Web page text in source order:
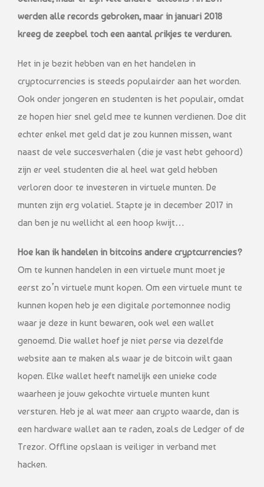
werden alle records gebroken, maar in januari 2018
kreeg de zeepbel toch een aantal prikjes te verduren.
Het in je bezit hebben van en het handelen in
cryptocurrencies is steeds populairder aan het worden.
Ook onder jongeren en studenten is het populair, omdat
ze hopen hier snel geld mee te kunnen verdienen. Doe dit
echter enkel met geld dat je zou kunnen missen, want
naast de vele succesverhalen (die je vast hebt gehoord)
zijn er veel studenten die al heel wat geld hebben
verloren door te investeren in virtuele munten. De
munten zijn erg volatiel. Stapte je in december 2017 in
dan ben je nu wellicht al een hoop kwijt…
Hoe kan ik handelen in bitcoins andere cryptcurrencies?
Om te kunnen handelen in een virtuele munt moet je
eerst zo’n virtuele munt kopen. Om een virtuele munt te
kunnen kopen heb je een digitale portemonnee nodig
waar je deze in kunt bewaren, ook wel een wallet
genoemd. Die wallet hoef je niet perse via dezelfde
website aan te maken als waar je de bitcoin wilt gaan
kopen. Elke wallet heeft namelijk een unieke code
waarheen je jouw gekochte virtuele munten kunt
versturen. Heb je al wat meer aan crypto waarde, dan is
een hardware wallet aan te raden, zoals de Ledger of de
Trezor. Offline opslaan is veiliger in verband met
hacken.